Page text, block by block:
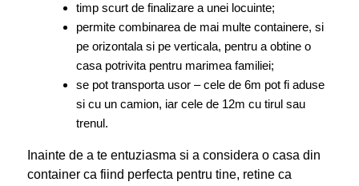
timp scurt de finalizare a unei locuinte;
permite combinarea de mai multe containere, si
pe orizontala si pe verticala, pentru a obtine o
casa potrivita pentru marimea familiei;
se pot transporta usor – cele de 6m pot fi aduse
si cu un camion, iar cele de 12m cu tirul sau
trenul.
Inainte de a te entuziasma si a considera o casa din
container ca fiind perfecta pentru tine, retine ca